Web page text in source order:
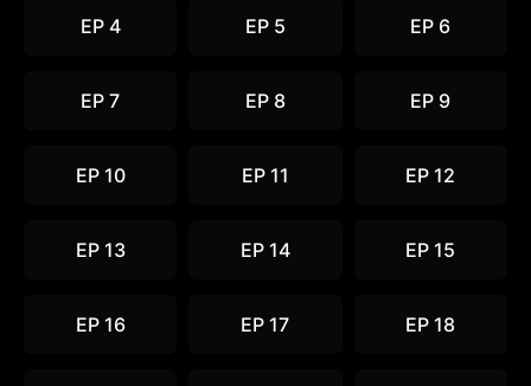
EP 4 EP 5 EP 6
EP 7 EP 8 EP 9
EP 10 EP 11 EP 12
EP 13 EP 14 EP 15
EP 16 EP 17 EP 18